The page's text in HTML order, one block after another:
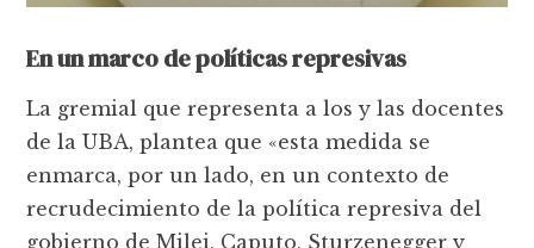
En un marco de políticas represivas
La gremial que representa a los y las docentes
de la UBA, plantea que «esta medida se
enmarca, por un lado, en un contexto de
recrudecimiento de la política represiva del
gobierno de Milei, Caputo, Sturzenegger y